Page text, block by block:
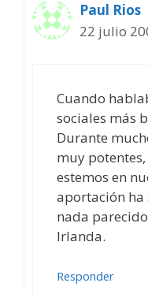
Paul Rios
22 julio
Cuando
sociales más
Durante
muy
estemos en
aportación ha
nada
Irlanda.
Responder